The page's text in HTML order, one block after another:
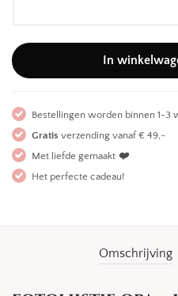
In
Bestellingen worden binnen 1-3
Gratis verzending vanaf € 49,-
Met liefde gemaakt ❤️
Het perfecte cadeau!
Omschrijving